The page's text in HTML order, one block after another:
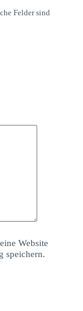
Felder sind
Website
speichern.